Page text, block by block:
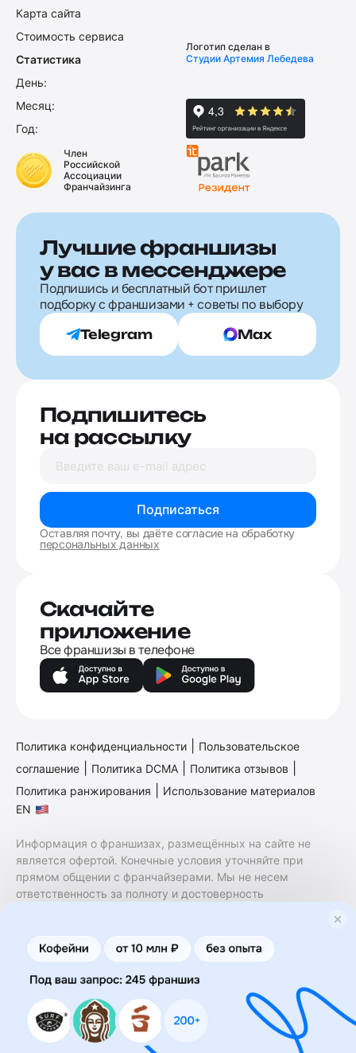
Карта сайта
Стоимость сервиса
Статистика
День:
Месяц:
Год:
Логотип сделан в
Студии Артемия Лебедева
Член
Российской
Ассоциации
Франчайзинга
Лучшие франшизы
у вас в мессенджере
Подпишись и бесплатный бот пришлет
подборку с франшизами + советы по выбору
Telegram Max
Подпишитесь
на рассылку
Подписаться
Оставляя почту, вы даёте согласие на обработку
персональных данных
Скачайте
приложение
Все франшизы в телефоне
Политика конфиденциальности
Пользовательское
соглашение
Политика DCMA Политика отзывов
Политика ранжирования
Использование материалов
EN
Информация о франшизах, размещённых на сайте не
является офертой. Конечные условия уточняйте при
прямом общении с франчайзерами. Мы не несем
ответственность за полноту и достоверность
финансовые услуги. Заключение договоров
коммерческой концессии (франчайзинга) осуществляется
правообладателями/их представителями. Бизнесменс.ру
не является посредником или представителем
правообладателя и не несет ответственность за условия
предоставления франшизы и действия лиц,
осуществленные на основании информации, имеющейся